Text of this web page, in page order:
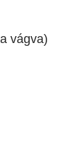
vágva)